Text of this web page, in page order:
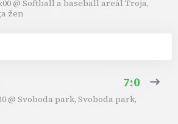
@ Softball a baseball areál Troja,
žen
7:0
@ Svoboda park, Svoboda park,